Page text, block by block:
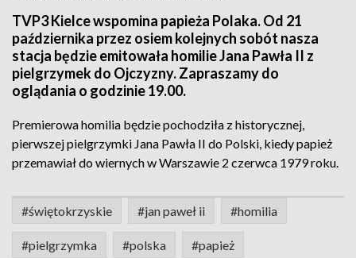
TVP3 Kielce wspomina papieża Polaka. Od 21
października przez osiem kolejnych sobót nasza
stacja będzie emitowała homilie Jana Pawła II z
pielgrzymek do Ojczyzny. Zapraszamy do
oglądania o godzinie 19.00.
Premierowa homilia będzie pochodziła z historycznej,
pierwszej pielgrzymki Jana Pawła II do Polski, kiedy papież
przemawiał do wiernych w Warszawie 2 czerwca 1979 roku.
#świętokrzyskie #jan paweł ii #homilia
#pielgrzymka #polska #papież